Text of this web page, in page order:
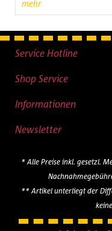
mehr
Service Hotline
Shop Service
Informationen
Newsletter
* Alle Preise inkl. gesetzl.
** Artikel unterliegt der